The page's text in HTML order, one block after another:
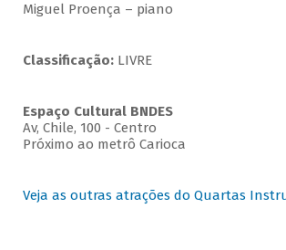
Miguel Proença – piano
Classificação: LIVRE
Espaço Cultural BNDES
Av, Chile, 100 - Centro
Próximo ao metrô Carioca
Veja as outras atrações do Quartas